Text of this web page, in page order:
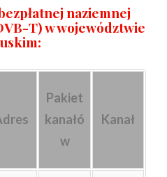
naziemnej
T) w województwie
:
Pakiet
kanałó
w
Kanał